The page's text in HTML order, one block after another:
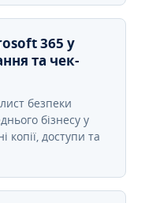
365 у
та чек-
безпеки
бізнесу у
копії, доступи та